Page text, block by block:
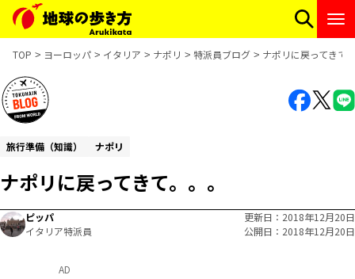
TOP ヨーロッパ イタリア ナポリ 特派員ブログ ナポリに戻ってきて
旅行準備（知識） ナポリ
ナポリに戻ってきて。。。
ピッパ
イタリア特派員
更新日
2018年12月20日
公開日
2018年12月20日
AD